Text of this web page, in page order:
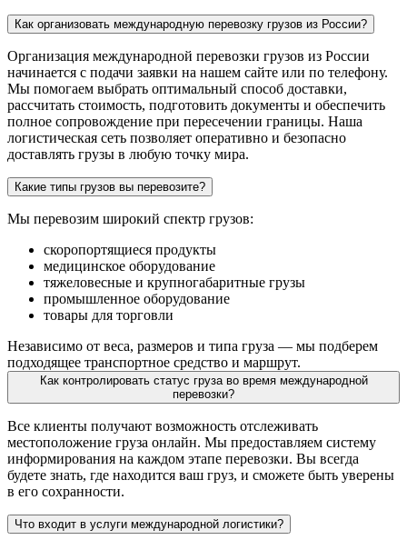
Как организовать международную перевозку грузов из России?
Организация международной перевозки грузов из России
начинается с подачи заявки на нашем сайте или по телефону.
Мы помогаем выбрать оптимальный способ доставки,
рассчитать стоимость, подготовить документы и обеспечить
полное сопровождение при пересечении границы. Наша
логистическая сеть позволяет оперативно и безопасно
доставлять грузы в любую точку мира.
Какие типы грузов вы перевозите?
Мы перевозим широкий спектр грузов:
скоропортящиеся продукты
медицинское оборудование
тяжеловесные и крупногабаритные грузы
промышленное оборудование
товары для торговли
Независимо от веса, размеров и типа груза — мы подберем
подходящее транспортное средство и маршрут.
Как контролировать статус груза во время международной
перевозки?
Все клиенты получают возможность отслеживать
местоположение груза онлайн. Мы предоставляем систему
информирования на каждом этапе перевозки. Вы всегда
будете знать, где находится ваш груз, и сможете быть уверены
в его сохранности.
Что входит в услуги международной логистики?